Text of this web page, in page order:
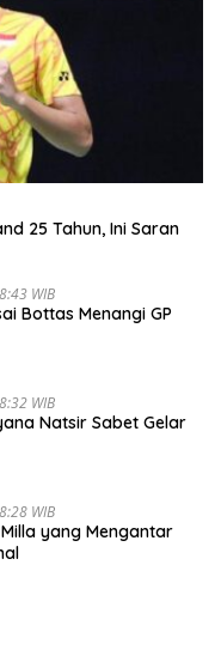
25 Tahun, Ini Saran
WIB
Bottas Menangi GP
WIB
Natsir Sabet Gelar
WIB
yang Mengantar